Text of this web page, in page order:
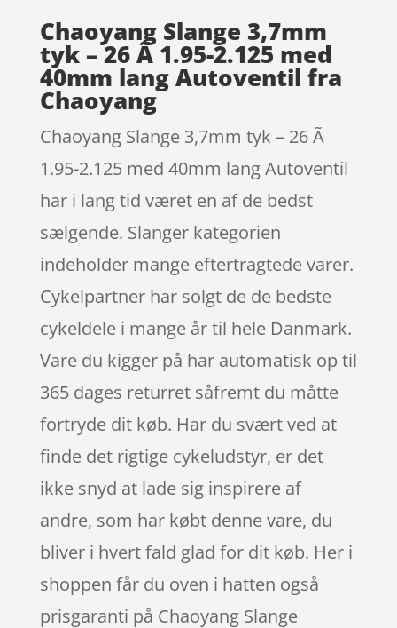
Chaoyang Slange 3,7mm
tyk – 26 Ã 1.95-2.125 med
40mm lang Autoventil fra
Chaoyang
Chaoyang Slange 3,7mm tyk – 26 Ã
1.95-2.125 med 40mm lang Autoventil
har i lang tid været en af de bedst
sælgende. Slanger kategorien
indeholder mange eftertragtede varer.
Cykelpartner har solgt de de bedste
cykeldele i mange år til hele Danmark.
Vare du kigger på har automatisk op til
365 dages returret såfremt du måtte
fortryde dit køb. Har du svært ved at
finde det rigtige cykeludstyr, er det
ikke snyd at lade sig inspirere af
andre, som har købt denne vare, du
bliver i hvert fald glad for dit køb. Her i
shoppen får du oven i hatten også
prisgaranti på Chaoyang Slange